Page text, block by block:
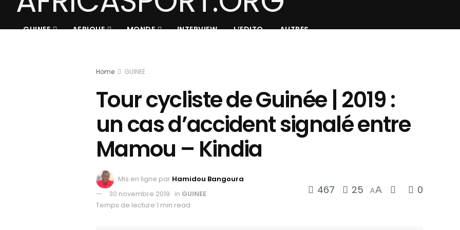
GUINEE AFRIQUE MONDE INTERVIEW L’EDITO AUTRES
Home GUINEE
Tour cycliste de Guinée | 2019 :
un cas d’accident signalé entre
Mamou – Kindia
Mis en ligne par Hamidou Bangoura
30 novembre 2019 in GUINEE
Temps de lecture:1 min read
467 25 AA 0